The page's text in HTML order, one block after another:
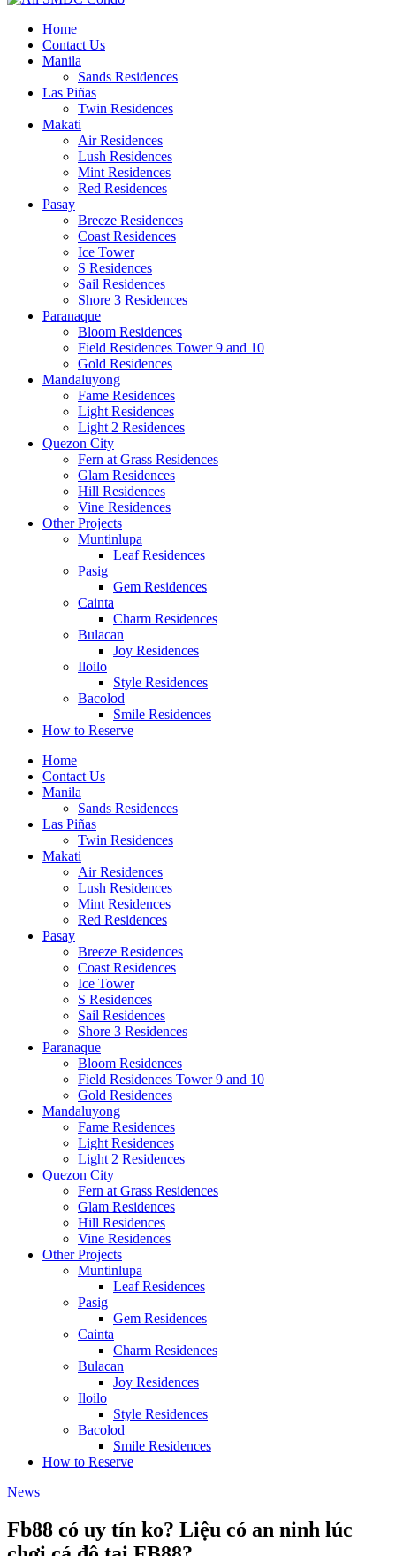
Home
Contact Us
Manila
Sands Residences
Las Piñas
Twin Residences
Makati
Air Residences
Lush Residences
Mint Residences
Red Residences
Pasay
Breeze Residences
Coast Residences
Ice Tower
S Residences
Sail Residences
Shore 3 Residences
Paranaque
Bloom Residences
Field Residences Tower 9 and 10
Gold Residences
Mandaluyong
Fame Residences
Light Residences
Light 2 Residences
Quezon City
Fern at Grass Residences
Glam Residences
Hill Residences
Vine Residences
Other Projects
Muntinlupa
Leaf Residences
Pasig
Gem Residences
Cainta
Charm Residences
Bulacan
Joy Residences
Iloilo
Style Residences
Bacolod
Smile Residences
How to Reserve
Home
Contact Us
Manila
Sands Residences
Las Piñas
Twin Residences
Makati
Air Residences
Lush Residences
Mint Residences
Red Residences
Pasay
Breeze Residences
Coast Residences
Ice Tower
S Residences
Sail Residences
Shore 3 Residences
Paranaque
Bloom Residences
Field Residences Tower 9 and 10
Gold Residences
Mandaluyong
Fame Residences
Light Residences
Light 2 Residences
Quezon City
Fern at Grass Residences
Glam Residences
Hill Residences
Vine Residences
Other Projects
Muntinlupa
Leaf Residences
Pasig
Gem Residences
Cainta
Charm Residences
Bulacan
Joy Residences
Iloilo
Style Residences
Bacolod
Smile Residences
How to Reserve
News
Fb88 có uy tín ko? Liệu có an ninh lúc